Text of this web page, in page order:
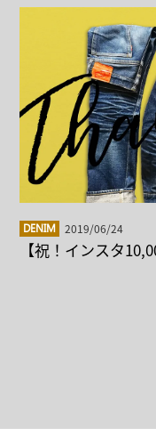
DENIM 2019/06/24
【祝！インスタ